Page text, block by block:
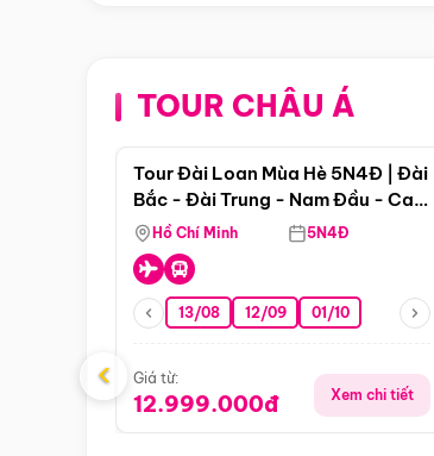
TOUR CHÂU ÁĐiểm nổi bật
Tour Đài Loan Mùa Hè 5N4Đ | Đài
Bắc - Đài Trung - Nam Đầu - Cao
Hùng ( Bay Vn)
Hồ Chí Minh 5N4Đ
13/08 12/09 01/10
Giá từ:
12.999.000đ Xem chi tiết
‹